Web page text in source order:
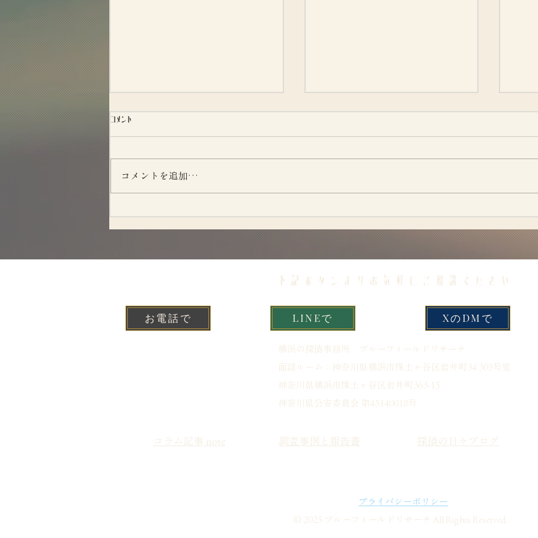
昭和たばこ図鑑 出産予定日 寝不足
コメント
コメントを追加…
​下記ボタンよりお気軽にご相談ください
お電話で LINEで XのDMで
​横浜の探偵事務所 ブルーフィールドリサーチ
面談ルーム：神奈川県横浜市保土ヶ谷区岩井町34 305号室
神奈川県横浜市保土ヶ谷区岩井町363-15
​神奈川県公安委員会 第45140018号
コラム記事 note 調査事例と報告書 探偵の日々ブログ
プライバシーポリシー
© 2025 ブルーフィールドリサーチ All Rights Reserved.